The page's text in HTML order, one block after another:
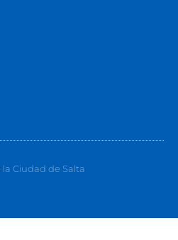
Ciudad de Salta